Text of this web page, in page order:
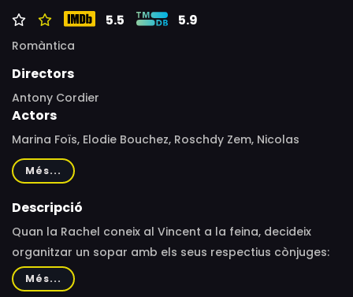
5.5 5.9
Romàntica
Directors
Antony Cordier
Actors
Marina Foïs, Elodie Bouchez, Roschdy Zem, Nicolas
Duvauchelle, Élodie Bouchez, Alexia Stresi, Blanche
Gardin, Jean-François Stévenin
Més...
Descripció
Quan la Rachel coneix al Vincent a la feina, decideix
organitzar un sopar amb els seus respectius cònjuges:
el Frank i la Tery. Les parelles de trentanyers triguen tan
poc a fer-se amics com a enamorar-se. Però, amb el
Més...